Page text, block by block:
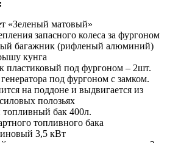
«Зеленый матовый»
запасного колеса за фургоном
багажник (рифленый алюминий)
кунга
пластиковый под фургоном – 2шт.
под фургоном с замком.
на поддоне и выдвигается из
полозьях
бак 400л.
топливного бака
3,5 кВт